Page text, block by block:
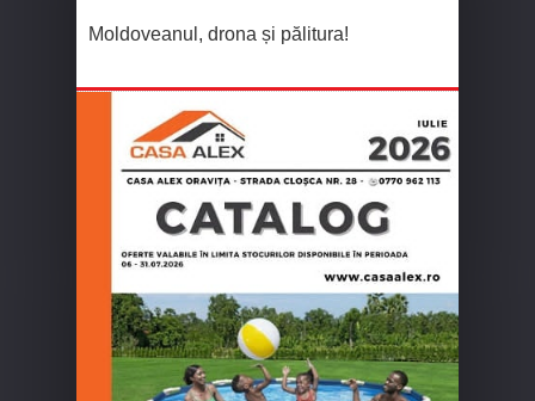
Moldoveanul, drona și pălitura!